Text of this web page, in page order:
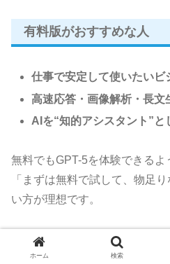
有料版がおすすめな人
仕事で安定して使いたいビ
高速応答・画像解析・長文
AIを“知的アシスタント”と
無料でもGPT-5を体験できるよ
「まずは無料で試して、物足
い方が理想です。
注意点とリスク｜
ホーム 検索